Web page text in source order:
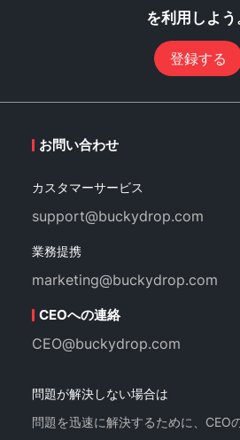
を利用しよう
登録する
お問い合わせ
カスタマーサービス
support@buckydrop.com
業務提携
marketing@buckydrop.com
CEOへの連絡
CEO@buckydrop.com
問題が解決しない場合は
問題を迅速に解決するために、CEO